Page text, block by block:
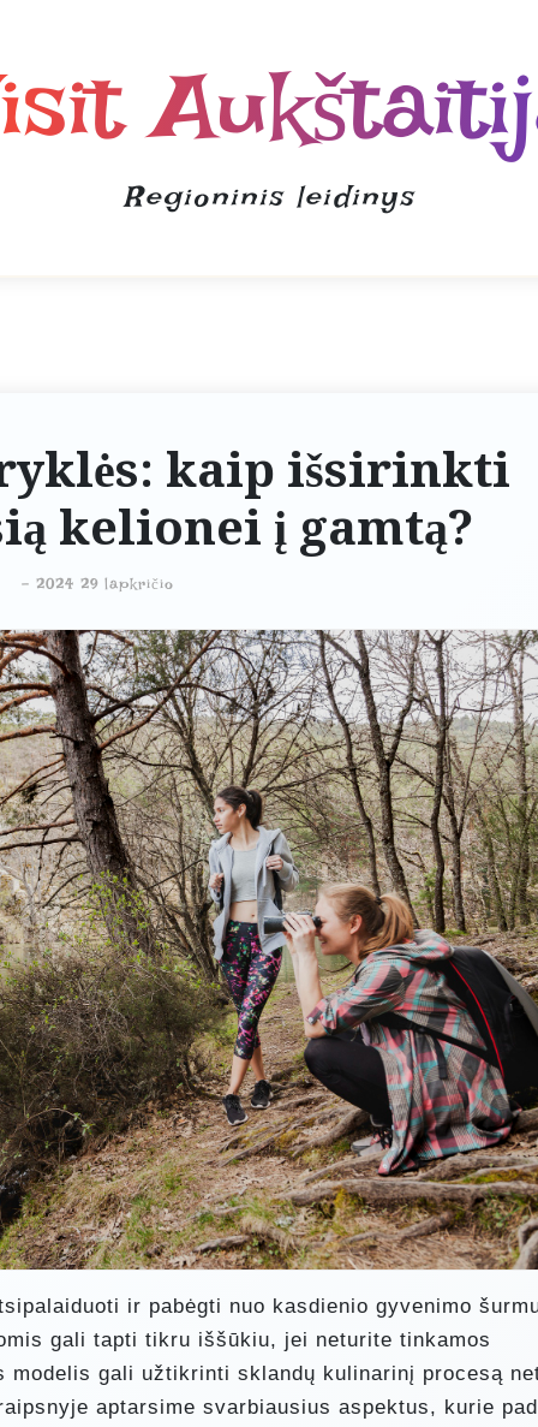
Regioninis leidinys
kaip išsirinkti
kelionei į gamtą?
- 2024 29 lapkričio
ir pabėgti nuo kasdienio gyvenimo
gali tapti tikru iššūkiu, jei neturite tinkamos
gali užtikrinti sklandų kulinarinį procesą
aptarsime svarbiausius aspektus, kurie